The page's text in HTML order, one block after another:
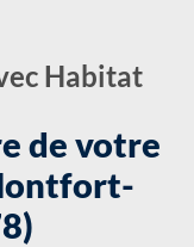
Habitat
de votre